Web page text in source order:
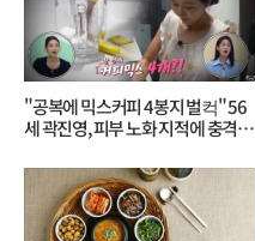
"공복에 믹스커피 4봉지 벌컥" 56
세 곽진영, 피부 노화 지적에 충격…